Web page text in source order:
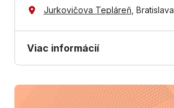
Jurkovičova Tepláreň, Bratislava
Viac informácií